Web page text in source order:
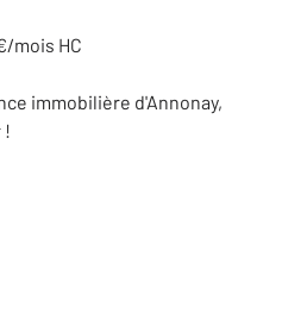
mois HC
immobilière d'Annonay,
!